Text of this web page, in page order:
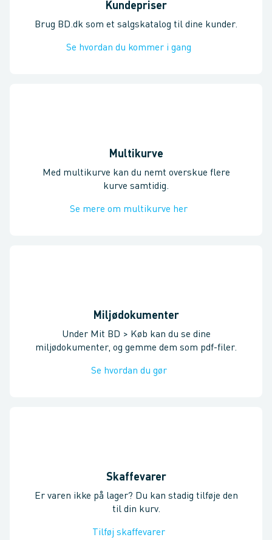
Kundepriser
Brug BD.dk som et salgskatalog til dine kunder.
Se hvordan du kommer i gang
Multikurve
Med multikurve kan du nemt overskue flere
kurve samtidig.
Se mere om multikurve her
Miljødokumenter
Under Mit BD > Køb kan du se dine
miljødokumenter, og gemme dem som pdf-filer.
Se hvordan du gør
Skaffevarer
Er varen ikke på lager? Du kan stadig tilføje den
til din kurv.
Tilføj skaffevarer